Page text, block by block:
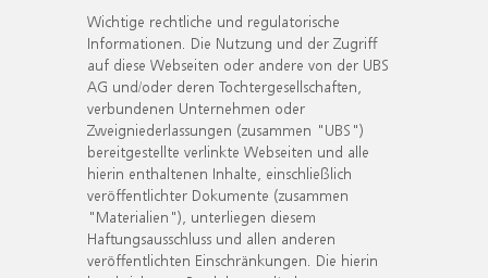
Wichtige rechtliche und regulatorische
Informationen. Die Nutzung und der Zugriff
auf diese Webseiten oder andere von der UBS
AG und/oder deren Tochtergesellschaften,
verbundenen Unternehmen oder
Zweigniederlassungen (zusammen "UBS")
bereitgestellte verlinkte Webseiten und alle
hierin enthaltenen Inhalte, einschließlich
veröffentlichter Dokumente (zusammen
"Materialien"), unterliegen diesem
Haftungsausschluss und allen anderen
veröffentlichten Einschränkungen. Die hierin